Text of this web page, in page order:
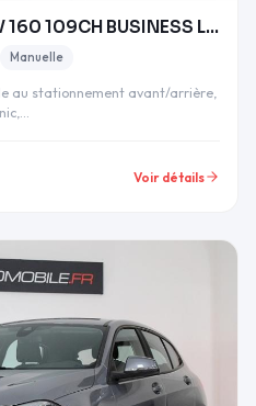
MERCEDES CLASSE A IV 160 109CH BUSINESS LINE
Manuelle
au stationnement avant/arrière,
Voir détails